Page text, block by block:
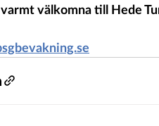
välkomna till Hede